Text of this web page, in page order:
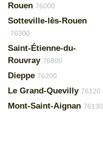
Rouen 76000
Sotteville-lès-Rouen
76300
Saint-Étienne-du-
Rouvray 76800
Dieppe 76200
Le Grand-Quevilly 76120
Mont-Saint-Aignan 76130